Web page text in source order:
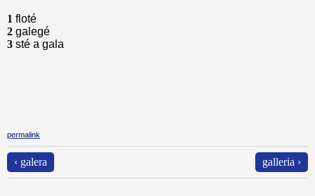
1 floté
2 galegé
3 sté a gala
permalink
‹ galera galleria ›